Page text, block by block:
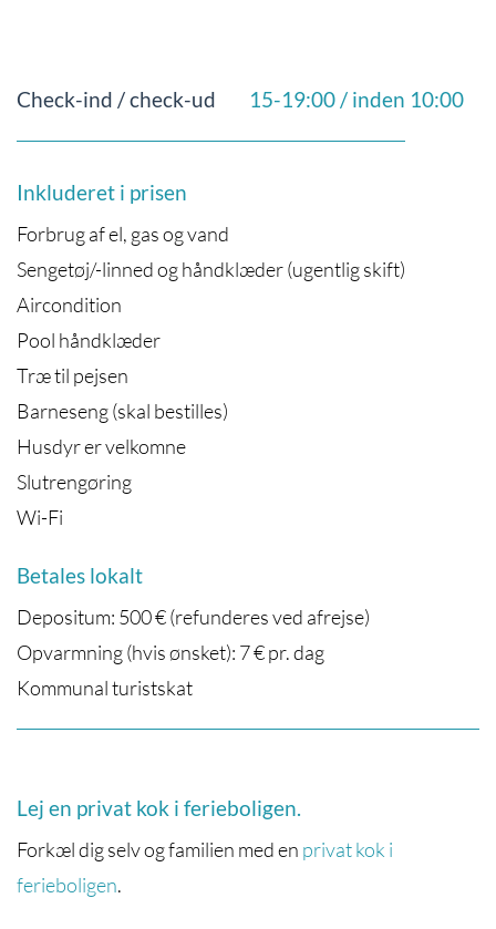
Check-ind / check-ud 15-19:00 / inden 10:00
Inkluderet i prisen
Forbrug af el, gas og vand
Sengetøj/-linned og håndklæder (ugentlig skift)
Aircondition
Pool håndklæder
Træ til pejsen
Barneseng (skal bestilles)
Husdyr er velkomne
Slutrengøring
Wi-Fi
Betales lokalt
Depositum: 500 € (refunderes ved afrejse)
Opvarmning (hvis ønsket): 7 € pr. dag
Kommunal turistskat
Lej en privat kok i ferieboligen.
Forkæl dig selv og familien med en privat kok i
ferieboligen.